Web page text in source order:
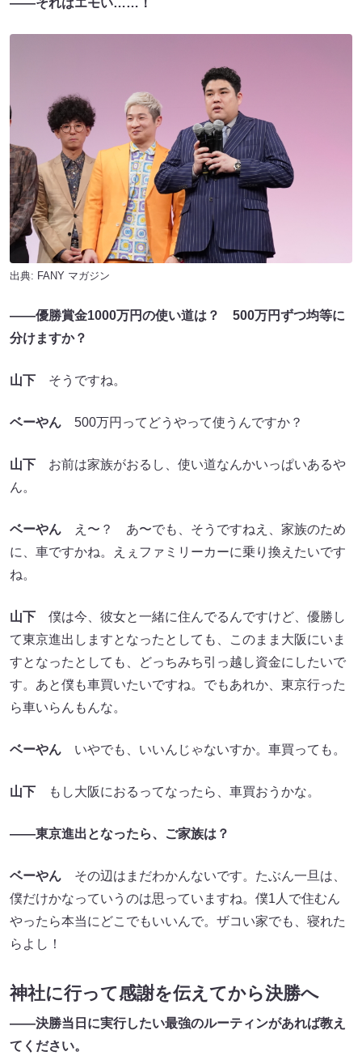
――それはエモい……！
出典: FANY マガジン
――優勝賞金1000万円の使い道は？ 500万円ずつ均等に
分けますか？
山下 そうですね。
ベーやん 500万円ってどうやって使うんですか？
山下 お前は家族がおるし、使い道なんかいっぱいあるや
ん。
ベーやん え〜？ あ〜でも、そうですねえ、家族のため
に、車ですかね。えぇファミリーカーに乗り換えたいです
ね。
山下 僕は今、彼女と一緒に住んでるんですけど、優勝し
て東京進出しますとなったとしても、このまま大阪にいま
すとなったとしても、どっちみち引っ越し資金にしたいで
す。あと僕も車買いたいですね。でもあれか、東京行った
ら車いらんもんな。
ベーやん いやでも、いいんじゃないすか。車買っても。
山下 もし大阪におるってなったら、車買おうかな。
――東京進出となったら、ご家族は？
ベーやん その辺はまだわかんないです。たぶん一旦は、
僕だけかなっていうのは思っていますね。僕1人で住むん
やったら本当にどこでもいいんで。ザコい家でも、寝れた
らよし！
神社に行って感謝を伝えてから決勝へ
――決勝当日に実行したい最強のルーティンがあれば教え
てください。